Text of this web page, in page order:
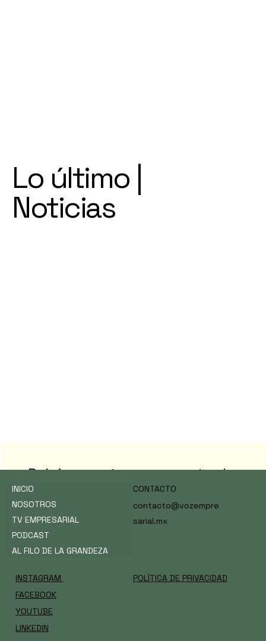
Lo último |
Noticias
Próximamente nuevas entradas
más tarde.
INICIO
NOSOTROS
TV EMPRESARIAL
PODCAST
AL FILO DE LA GRANDEZA
INSTAGRAM
FACEBOOK
YOUTUBE
LINKEDIN
CONTACTO
contacto@vozempre
sarial.mx
POLÍTICA DE PRIVACIDAD